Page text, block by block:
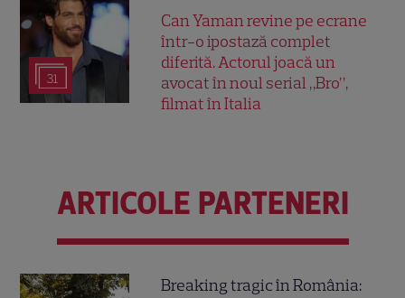
31
Can Yaman revine pe ecrane
într-o ipostază complet
diferită. Actorul joacă un
avocat în noul serial „Bro”,
filmat în Italia
ARTICOLE PARTENERI
Breaking tragic în România: